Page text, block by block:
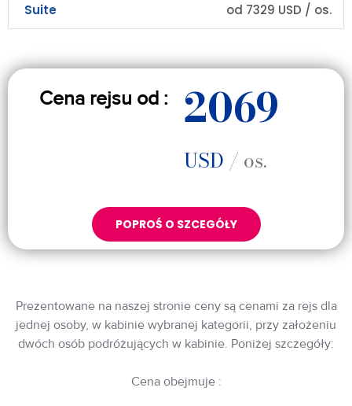
Suite od 7329 USD / os.
Cena rejsu od : 2069
USD / os.
POPROŚ O SZCEGÓŁY
Prezentowane na naszej stronie ceny są cenami za rejs dla
jednej osoby, w kabinie wybranej kategorii, przy założeniu
dwóch osób podróżujących w kabinie. Poniżej szczegóły:
Cena obejmuje :